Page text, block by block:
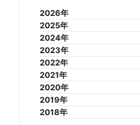
2026年
2026年7月 2026年6月
2026年5月 2026年4月
2026年3月 2026年2月
2025年
2025年12月2025年11月
2025年10月2025年9月
2025年8月 2025年7月
2025年6月
2025年4月
2025年2月
2024年
2024年12月2024年11月
2024年10月2024年9月
2024年8月 2024年7月
2024年6月
2024年4月
2024年2月
2023年
2023年12月2023年11月
2023年10月2023年9月
2023年8月 2023年7月
2023年6月
2023年4月
2022年
2022年12月2022年11月
2022年10月2022年9月
2022年8月 2022年7月
2022年6月
2021年
2021年12月2021年11月
2021年10月2021年9月
2021年8月 2021年7月
2020年
2020年12月2020年11月
2020年10月2020年9月
2019年
2019年12月2019年11月
2018年